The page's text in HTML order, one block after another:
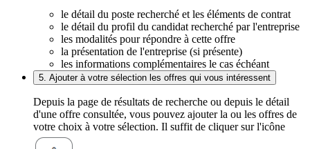
le détail du poste recherché et les éléments de contrat
le détail du profil du candidat recherché par l'entreprise
les modalités pour répondre à cette offre
la présentation de l'entreprise (si présente)
les informations complémentaires le cas échéant
5. Ajouter à votre sélection les offres qui vous intéressent
Depuis la page de résultats de recherche ou depuis le détail
d'une offre consultée, vous pouvez ajouter la ou les offres de
votre choix à votre sélection. Il suffit de cliquer sur l'icône